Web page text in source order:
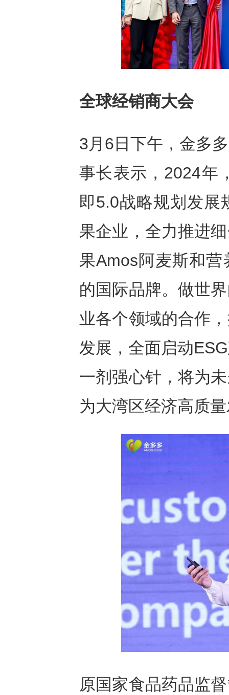
全球经销商大会
3月6日下午，金多
事长表示，2024年
即5.0战略规划发展
果企业，全力推进
果Amos阿麦斯和
的国际品牌。做世
业各个领域的合作
发展，全面启动
一剂强心针，将为
为大湾区经济高质
原国家食品药品监